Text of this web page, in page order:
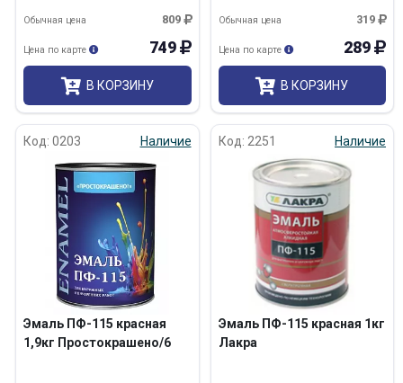
809
Обычная цена
749
Цена по карте
В КОРЗИНУ
319
Обычная цена
289
Цена по карте
В КОРЗИНУ
Код: 0203 Наличие
Эмаль ПФ-115 красная
1,9кг Простокрашено/6
Код: 2251 Наличие
Эмаль ПФ-115 красная 1кг
Лакра